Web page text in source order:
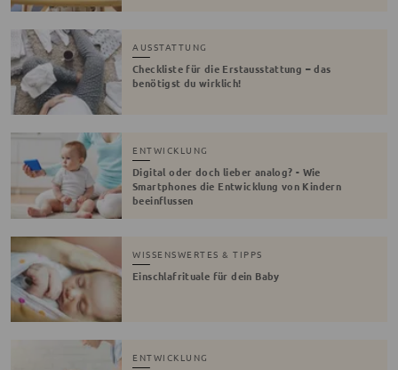
AUSSTATTUNG
Checkliste für die Erstausstattung – das
benötigst du wirklich!
ENTWICKLUNG
Digital oder doch lieber analog? - Wie
Smartphones die Entwicklung von Kindern
beeinflussen
WISSENSWERTES & TIPPS
Einschlafrituale für dein Baby
ENTWICKLUNG